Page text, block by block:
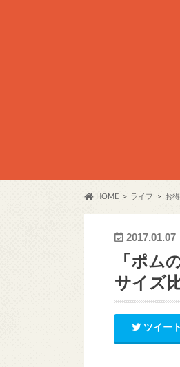
HOME ライフ お
2017.01.07
「ポム
サイズ
ツイート